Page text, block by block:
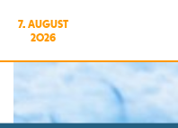
7. AUGUST
2026